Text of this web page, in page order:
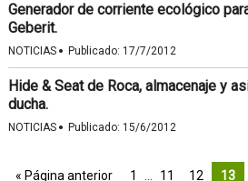
Generador de corriente ecológico
Geberit.
NOTICIAS · Publicado: 17/7/2012
Hide & Seat de Roca, almacenaje y
ducha.
NOTICIAS · Publicado: 15/6/2012
« Página anterior 1 11 12 13